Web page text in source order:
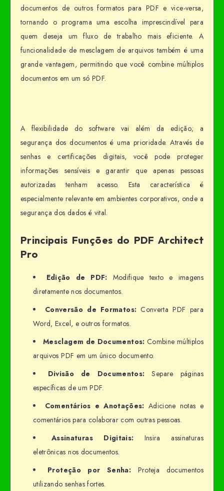
documentos de outros formatos para PDF e vice-versa,
tornando o programa uma escolha imprescindível para
quem deseja um fluxo de trabalho mais eficiente. A
funcionalidade de mesclagem de arquivos também é uma
grande vantagem, permitindo que você combine múltiplos
documentos em um só PDF.
A flexibilidade do software vai além da edição; a
segurança dos documentos é uma prioridade. Através de
senhas e certificações digitais, você pode proteger
informações sensíveis e garantir que apenas pessoas
autorizadas tenham acesso. Esta característica é
especialmente relevante em ambientes corporativos, onde a
segurança dos dados é vital.
Principais Funções do PDF Architect
Pro
Edição de PDF: Modifique texto e imagens
diretamente nos documentos.
Conversão de Formatos: Converta PDF para
Word, Excel, e outros formatos.
Mesclagem de Documentos: Combine múltiplos
arquivos PDF em um único documento.
Divisão de Documentos: Separe páginas
específicas de um PDF.
Comentários e Anotações: Adicione notas e
comentários para colaborar com outras pessoas.
Assinaturas Digitais: Insira assinaturas
eletrônicas nos documentos.
Proteção por Senha: Proteja documentos
utilizando senhas fortes.